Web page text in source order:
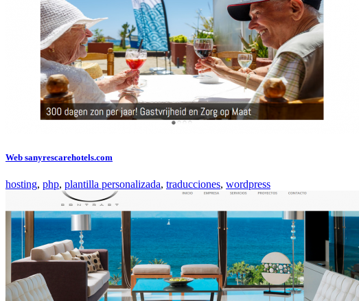
Web sanyrescarehotels.com
hosting, php, plantilla personalizada, traducciones, wordpress